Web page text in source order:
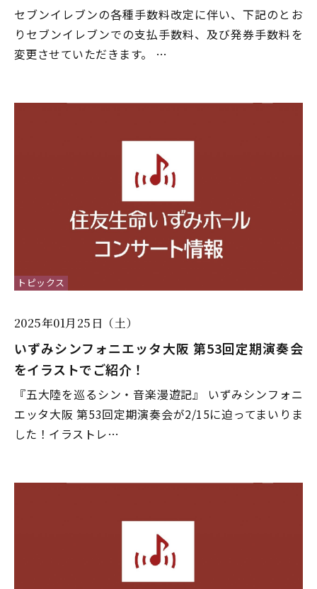
セブンイレブンの各種手数料改定に伴い、下記のとお
りセブンイレブンでの支払手数料、及び発券手数料を
変更させていただきます。 …
トピックス
2025年01月25日（土）
いずみシンフォニエッタ大阪 第53回定期演奏会
をイラストでご紹介！
『五大陸を巡るシン・音楽漫遊記』 いずみシンフォニ
エッタ大阪 第53回定期演奏会が2/15に迫ってまいりま
した！イラストレ…